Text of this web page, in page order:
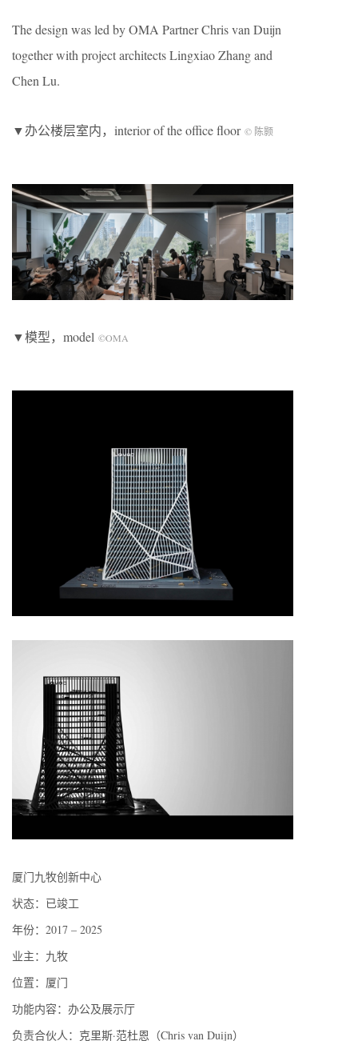
The design was led by OMA Partner Chris van Duijn
together with project architects Lingxiao Zhang and
Chen Lu.
▼办公楼层室内，interior of the office floor © 陈颢
▼模型，model ©OMA
厦门九牧创新中心
状态：已竣工
年份：2017 – 2025
业主：九牧
位置：厦门
功能内容：办公及展示厅
负责合伙人：克里斯·范杜恩（Chris van Duijn）